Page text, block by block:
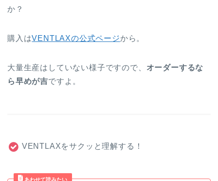
か？
購入はVENTLAXの公式ページから。
大量生産はしていない様子ですので、 オーダーするな
ら早めが吉ですよ。
VENTLAXをサクッと理解する！